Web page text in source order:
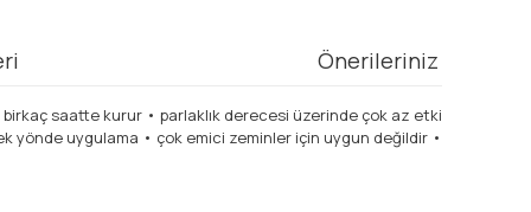
Önerileriniz
saatte kurur • parlaklık derecesi üzerinde çok az etki
yönde uygulama • çok emici zeminler için uygun değildir •